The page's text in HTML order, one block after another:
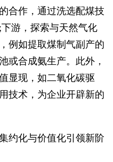
合作，通过洗选配煤技
游，探索与天然气化
例如提取煤制气副产的
或合成氨生产。此外，
显现，如二氧化碳驱
技术，为企业开辟新的
约化与价值化引领新阶